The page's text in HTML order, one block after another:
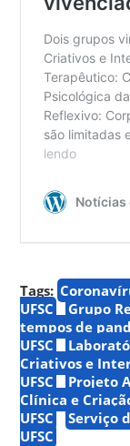
Tags:
UFSC
Grupo
tempos de
UFSC
Criativos e
UFSC
Projeto
Clínica e
UFSC
Serviço
UFSC